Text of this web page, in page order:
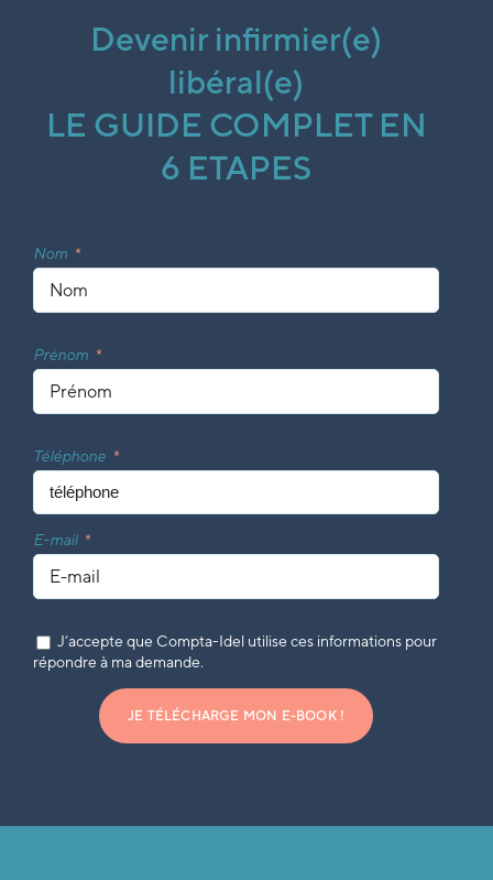
Devenir infirmier(e)
libéral(e)
LE GUIDE COMPLET EN
6 ETAPES
Nom
Prénom
Téléphone
E-mail
J’accepte que Compta-Idel utilise ces informations pour
répondre à ma demande.
JE TÉLÉCHARGE MON E-BOOK !